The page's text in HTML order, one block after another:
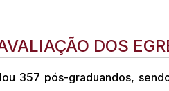
DOS
357 pós-graduandos,